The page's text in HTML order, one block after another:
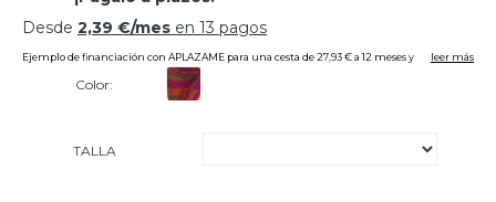
Color:
TALLA